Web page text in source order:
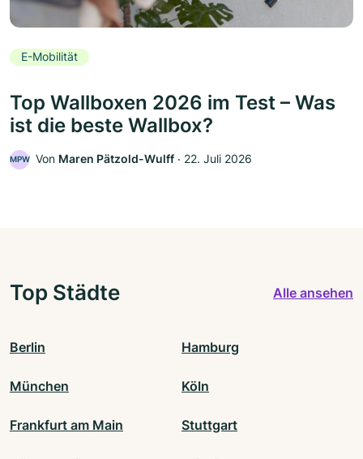
E-Mobilität
Top Wallboxen 2026 im Test – Was
ist die beste Wallbox?
MPW Von Maren Pätzold-Wulff ‧ 22. Juli 2026
Top Städte Alle ansehen
Berlin Hamburg
München Köln
Frankfurt am Main Stuttgart